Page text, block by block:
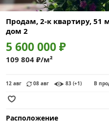
Продам, 2-к квартиру, 51
дом 2
5 600 000 ₽
109 804 ₽/м²
12 авг 08 авг 83 (+1) В
Расположение